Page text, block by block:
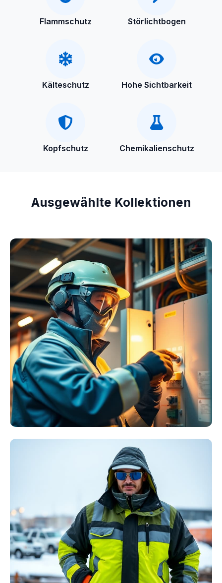
Flammschutz Störlichtbogen
Kälteschutz Hohe Sichtbarkeit
Kopfschutz Chemikalienschutz
Ausgewählte Kollektionen
Störlichtbogen
Komplett-Sets